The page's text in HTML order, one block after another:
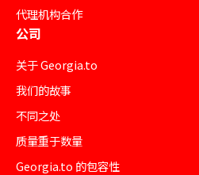
代理机构合作
公司
关于 Georgia.to
我们的故事
不同之处
质量重于数量
Georgia.to 的包容性